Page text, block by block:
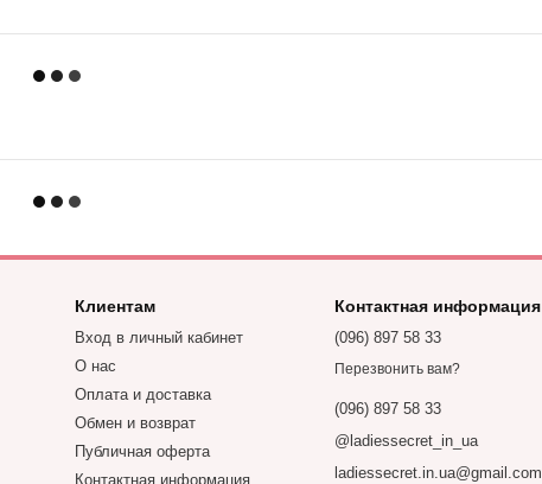
Клиентам
Вход в личный кабинет
О нас
Оплата и доставка
Обмен и возврат
Публичная оферта
Контактная информация
Контактная информация
(096) 897 58 33
Перезвонить вам?
(096) 897 58 33
@ladiessecret_in_ua
ladiessecret.in.ua@gmail.com